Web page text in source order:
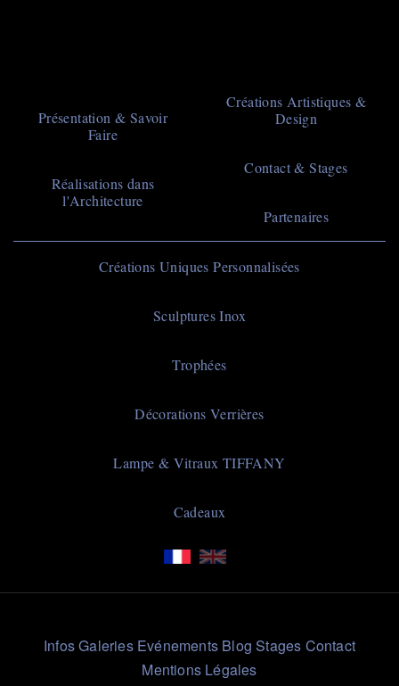
Main
navigation
Présentation & Savoir
Faire
Réalisations dans
l'Architecture
Créations Artistiques &
Design
Contact & Stages
Partenaires
NavigationCréations Uniques Personnalisées
Sculptures Inox
Trophées
Décorations Verrières
Lampe & Vitraux TIFFANY
Cadeaux
Liens
InfosGaleries Evénements Blog Stages Contact
Mentions Légales